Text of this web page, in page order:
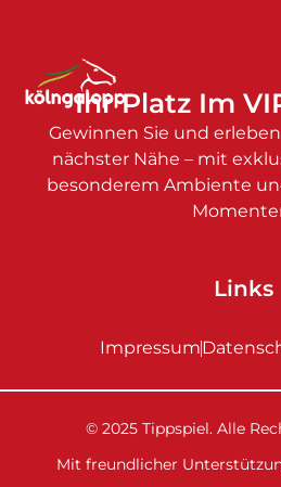
Ihr Platz Im
Gewinnen Sie und
nächster Nähe – mit
besonderem Ambiente
Links
Impressum
© 2025 Tippspiel. Alle
Mit freundlicher